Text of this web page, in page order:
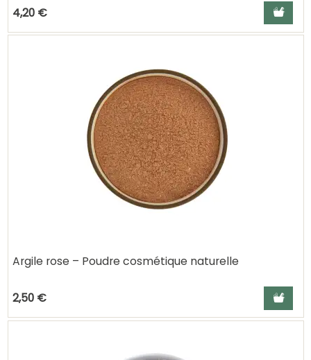
4,20 €
Ajouter
Argile rose – Poudre cosmétique naturelle
2,50 € Ajouter